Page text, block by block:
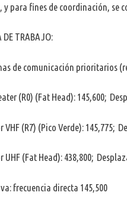
y para fines de coordinación, se
DE TRABAJO:
de comunicación prioritarios
(R0) (Fat Head): 145,600;
VHF (R7) (Pico Verde):
UHF (Fat Head): 438,800;
frecuencia directa 145,500